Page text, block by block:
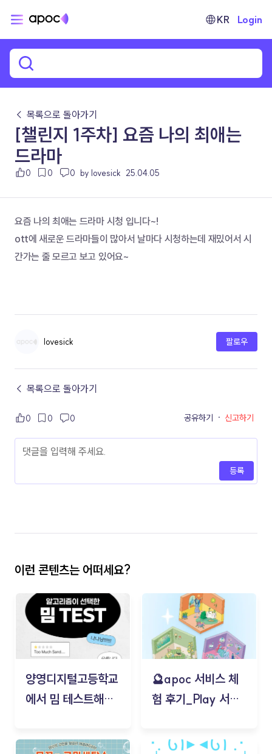
KR Login
← 목록으로 돌아가기
[챌린지 1주차] 요즘 나의 최애는
드라마
0 0 0 by lovesick 25.04.05
요즘 나의 최애는 드라마 시청 입니다~!
ott에 새로운 드라마들이 많아서 날마다 시청하는데 재밌어서 시
간가는 줄 모르고 보고 있어요~
lovesick 팔로우
← 목록으로 돌아가기
0 0 0 공유하기 · 신고하기
등록
이런 콘텐츠는 어떠세요?
양영디지털고등학교
에서 밈 테스트해보
🔮apoc 서비스 체
험 후기_Play 서비
김태현